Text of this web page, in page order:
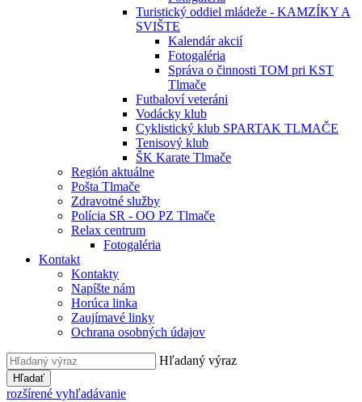
Turistický oddiel mládeže - KAMZÍKY A
SVIŠTE
Kalendár akcií
Fotogaléria
Správa o činnosti TOM pri KST
Tlmače
Futbaloví veteráni
Vodácky klub
Cyklistický klub SPARTAK TLMAČE
Tenisový klub
ŠK Karate Tlmače
Región aktuálne
Pošta Tlmače
Zdravotné služby
Polícia SR - OO PZ Tlmače
Relax centrum
Fotogaléria
Kontakt
Kontakty
Napíšte nám
Horúca linka
Zaujímavé linky
Ochrana osobných údajov
Hľadaný výraz
Hľadať
rozšírené vyhľadávanie